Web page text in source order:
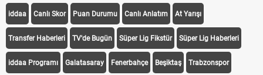
iddaa Canlı Skor Puan Durumu Canlı Anlatım At Yarışı
Transfer Haberleri TV'de Bugün Süper Lig Fikstür Süper Lig Haberleri
iddaa Programı Galatasaray Fenerbahçe Beşiktaş Trabzonspor